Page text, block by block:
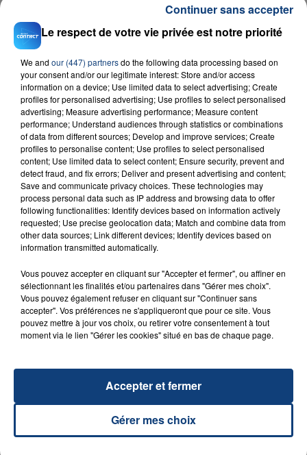
INCENDIE MORTEL À LENS : UNE FEMME ET
SON BÉBÉ ENTRE LA VIE ET LA...
Un homme s'est immolé par le feu après avoir
aspergé sa compagne et leur bébé de trois mois
d'un liquide inflammable.
20 juillet 2026
UNE ADOLESCENTE DEVANT SE FAIRE
OPÉRER DE LA CHEVILLE RESSORT DE LA...
La famille a porté plainte contre la clinique qui a
reconnu sa responsabilité et présenté ses
TITRES DIFFUSÉS
11h24
11h24 11h21
11h21
Le respect de votre vie privée est notre priorité
We and our (447) partnersdo the following data processing based on
your consent and/or our legitimate interest: Store and/or access
information on a device; Use limited data to select advertising; Create
profiles for personalised advertising; Use profiles to select personalised
advertising; Measure advertising performance; Measure content
performance; Understand audiences through statistics or combinations
of data from different sources; Develop and improve services; Create
profiles to personalise content; Use profiles to select personalised
content; Use limited data to select content; Ensure security, prevent and
detect fraud, and fix errors; Deliver and present advertising and content;
Save and communicate privacy choices. These technologies may
process personal data such as IP address and browsing data to offer
following functionalities: Identify devices based on information actively
requested; Use precise geolocation data; Match and combine data from
other data sources; Link different devices; Identify devices based on
information transmitted automatically.
Vous pouvez accepter en cliquant sur "Accepter et fermer", ou affiner en
sélectionnant les finalités et/ou partenaires dans "Gérer mes choix".
Vous pouvez également refuser en cliquant sur "Continuer sans
accepter". Vos préférences ne s'appliqueront que pour ce site. Vous
pouvez mettre à jour vos choix, ou retirer votre consentement à tout
moment via le lien "Gérer les cookies" situé en bas de chaque page.
Gérer mes choix
Accepter et fermer
Continuer sans accepter